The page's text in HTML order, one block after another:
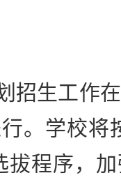
生工作在
。学校将
拔程序，